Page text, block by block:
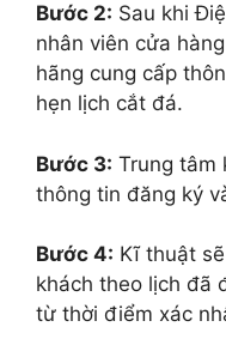
Bước 2: Sau khi
nhân viên cửa
hãng cung cấp
hẹn lịch cắt đá.
Bước 3: Trung tâm
thông tin đăng ký
Bước 4: Kĩ thuật
khách theo lịch đã
từ thời điểm xác